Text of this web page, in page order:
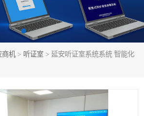
商机 > 听证室 > 延安听证室系统系统 智能化
听证室
语音识别